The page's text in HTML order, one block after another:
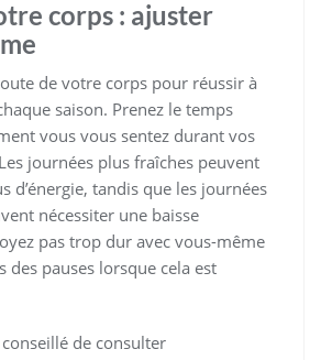
corps : ajuster
de votre corps pour réussir à
saison. Prenez le temps
vous vous sentez durant vos
journées plus fraîches peuvent
d’énergie, tandis que les journées
nécessiter une baisse
pas trop dur avec vous-même
des pauses lorsque cela est
de consulter